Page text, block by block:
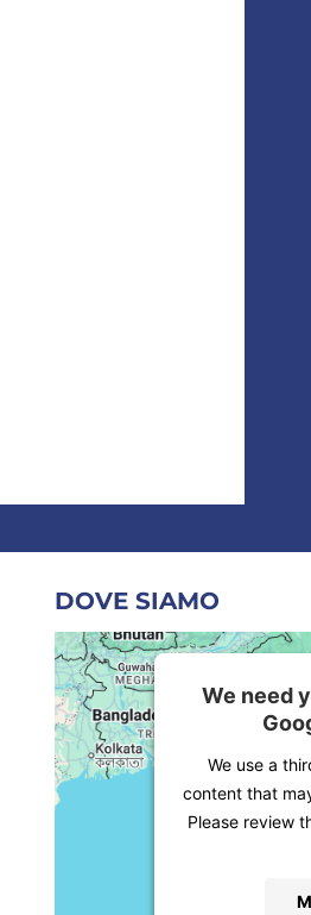
DOVE SIAMO
We need
We use a
content that
Please review